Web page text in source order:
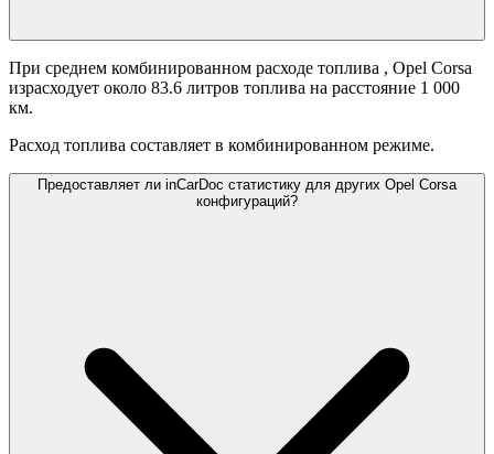
При среднем комбинированном расходе топлива , Opel Corsa
израсходует около 83.6 литров топлива на расстояние 1 000
км.
Расход топлива составляет в комбинированном режиме.
Предоставляет ли inCarDoc статистику для других Opel Corsa
конфигураций?